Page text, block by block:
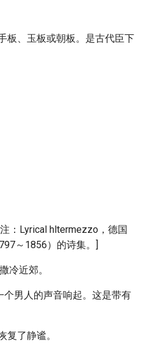
板、玉板或朝板。是古代臣下
：Lyrical hltermezzo，德国
～1856）的诗集。]
冷近郊。
个男人的声音响起。这是带有
复了静谧。